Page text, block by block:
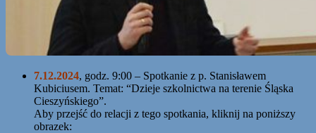
7.12.2024, godz. 9:00 – Spotkanie z p. Stanisławem
Kubiciusem. Temat: “Dzieje szkolnictwa na terenie Śląska
Cieszyńskiego”.
Aby przejść do relacji z tego spotkania, kliknij na poniższy
obrazek: